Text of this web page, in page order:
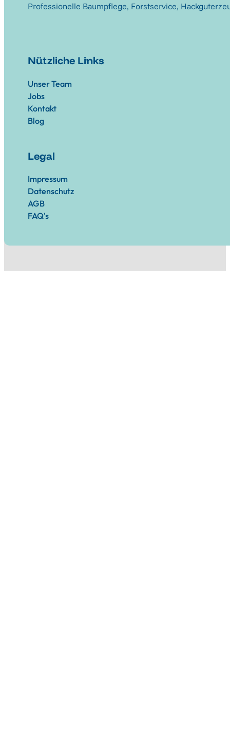
Professionelle Baumpflege, Forstservice,
Nützliche Links
Unser Team
Jobs
Kontakt
Blog
Legal
Impressum
Datenschutz
AGB
FAQ's